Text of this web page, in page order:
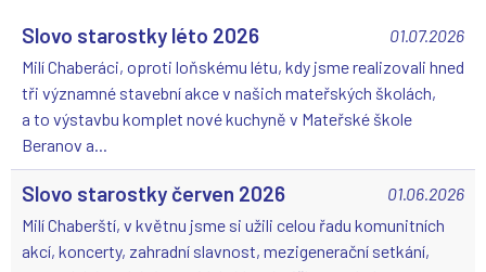
01.07.2026
Slovo starostky léto 2026
Milí Chaberáci, oproti loňskému létu, kdy jsme realizovali hned
tři významné stavební akce v našich mateřských školách,
a to výstavbu komplet nové kuchyně v Mateřské škole
Beranov a...
01.06.2026
Slovo starostky červen 2026
Milí Chaberští, v květnu jsme si užili celou řadu komunitních
akcí, koncerty, zahradní slavnost, mezigenerační setkání,